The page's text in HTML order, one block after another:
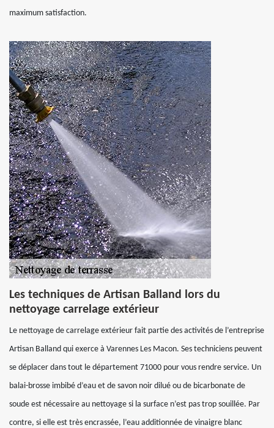
maximum satisfaction.
Les techniques de Artisan Balland lors du
nettoyage carrelage extérieur
Le nettoyage de carrelage extérieur fait partie des activités de l’entreprise
Artisan Balland qui exerce à Varennes Les Macon. Ses techniciens peuvent
se déplacer dans tout le département 71000 pour vous rendre service. Un
balai-brosse imbibé d’eau et de savon noir dilué ou de bicarbonate de
soude est nécessaire au nettoyage si la surface n’est pas trop souillée. Par
contre, si elle est très encrassée, l’eau additionnée de vinaigre blanc